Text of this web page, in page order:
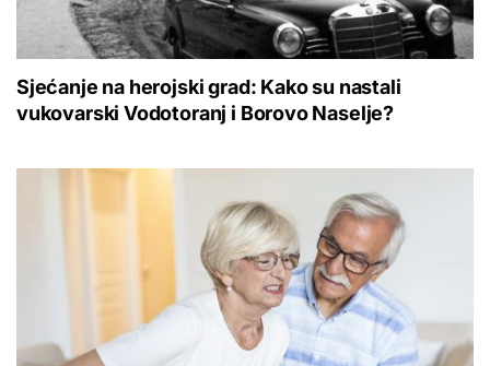
Sjećanje na herojski grad: Kako su nastali
vukovarski Vodotoranj i Borovo Naselje?